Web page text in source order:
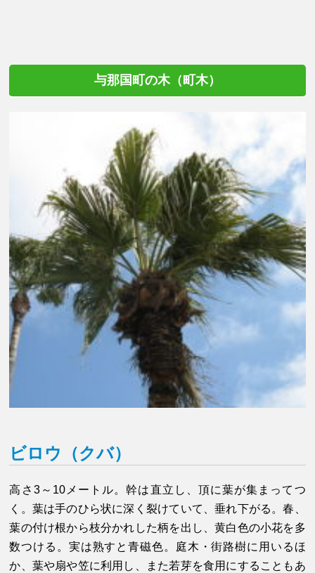
与那国町の木（町木）
ビロウ（クバ）
高さ3～10メートル。幹は直立し、頂に葉が集まってつ
く。葉は手のひら状に深く裂けていて、垂れ下がる。春、
葉の付け根から枝分かれした柄を出し、黄白色の小花を多
数つける。実は熟すと青磁色。庭木・街路樹に用いるほ
か、葉や扇や笠に利用し、また若芽を食用にすることもあ